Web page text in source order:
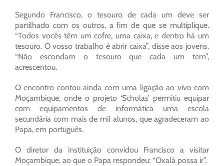
Segundo Francisco, o tesouro de cada um deve ser
partilhado com os outros, a fim de que se multiplique.
“Todos vocês têm um cofre, uma caixa, e dentro há um
tesouro. O vosso trabalho é abrir caixa”, disse aos jovens.
“Não escondam o tesouro que cada um tem”,
acrescentou.
O encontro contou ainda com uma ligação ao vivo com
Moçambique, onde o projeto ‘Scholas’ permitiu equipar
com equipamentos de informática uma escola
secundária com mais de mil alunos, que agradeceram ao
Papa, em português.
O diretor da instituição convidou Francisco a visitar
Moçambique, ao que o Papa respondeu: “Oxalá possa ir”.